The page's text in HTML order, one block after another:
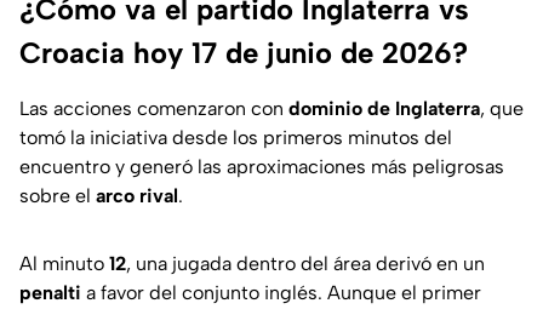
¿Cómo va el partido Inglaterra vs
Croacia hoy 17 de junio de 2026?
Las acciones comenzaron con dominio de Inglaterra, que
tomó la iniciativa desde los primeros minutos del
encuentro y generó las aproximaciones más peligrosas
sobre el arco rival.
Al minuto 12, una jugada dentro del área derivó en un
penalti a favor del conjunto inglés. Aunque el primer